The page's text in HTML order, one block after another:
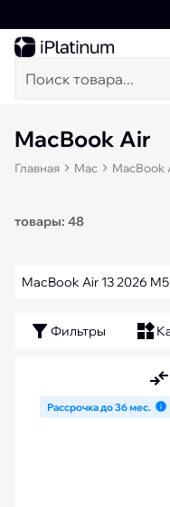
MacBook Air
Главная Mac MacBook
товары: 48
MacBook Air 13 2026 M5
Фильтры
Рассрочка до 36 мес.